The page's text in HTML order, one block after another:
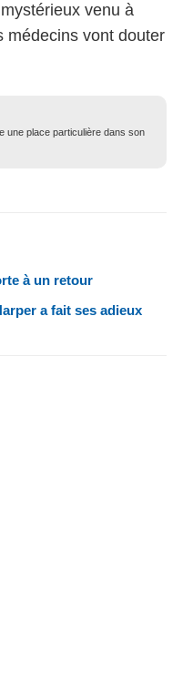
venu à
médecins vont douter
une place particulière dans son
à un retour
a fait ses adieux